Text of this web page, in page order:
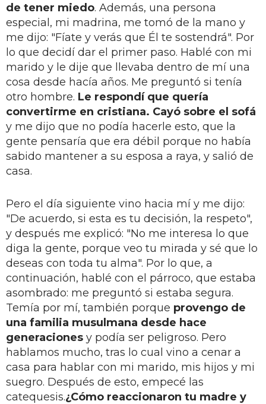
de tener miedo. Además, una persona
especial, mi madrina, me tomó de la mano y
me dijo: "Fíate y verás que Él te sostendrá". Por
lo que decidí dar el primer paso. Hablé con mi
marido y le dije que llevaba dentro de mí una
cosa desde hacía años. Me preguntó si tenía
otro hombre. Le respondí que quería
convertirme en cristiana. Cayó sobre el sofá
y me dijo que no podía hacerle esto, que la
gente pensaría que era débil porque no había
sabido mantener a su esposa a raya, y salió de
casa.
Pero el día siguiente vino hacia mí y me dijo:
"De acuerdo, si esta es tu decisión, la respeto",
y después me explicó: "No me interesa lo que
diga la gente, porque veo tu mirada y sé que lo
deseas con toda tu alma". Por lo que, a
continuación, hablé con el párroco, que estaba
asombrado: me preguntó si estaba segura.
Temía por mí, también porque provengo de
una familia musulmana desde hace
generaciones y podía ser peligroso. Pero
hablamos mucho, tras lo cual vino a cenar a
casa para hablar con mi marido, mis hijos y mi
suegro. Después de esto, empecé las
catequesis.¿Cómo reaccionaron tu madre y